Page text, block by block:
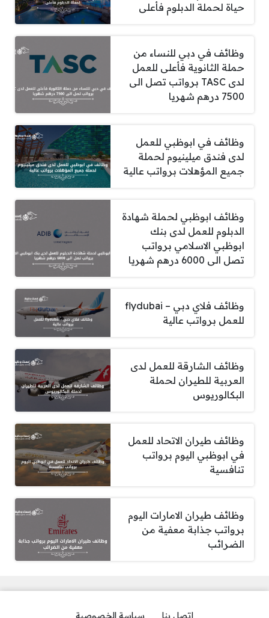
حياة لحملة الدبلوم فأعلى
وظائف في دبي للنساء من
حملة الثانوية فأعلى للعمل
لدى TASC برواتب تصل الى
7500 درهم شهريا
وظائف في ابوظبي للعمل
لدى فندق ميلينيوم لحملة
جميع المؤهلات برواتب عالية
وظائف ابوظبي لحملة شهادة
الدبلوم للعمل لدى بنك
ابوظبي الاسلامي برواتب
تصل الى 6000 درهم شهريا
وظائف فلاي دبي – flydubai
للعمل برواتب عالية
وظائف الشارقة للعمل لدى
العربية للطيران لحملة
البكالوريوس
وظائف طيران الاتحاد للعمل
في ابوظبي اليوم برواتب
تنافسية
وظائف طيران الامارات اليوم
برواتب جذابة معفية من
الضرائب
إتصل بنا سياسة الخصوصية